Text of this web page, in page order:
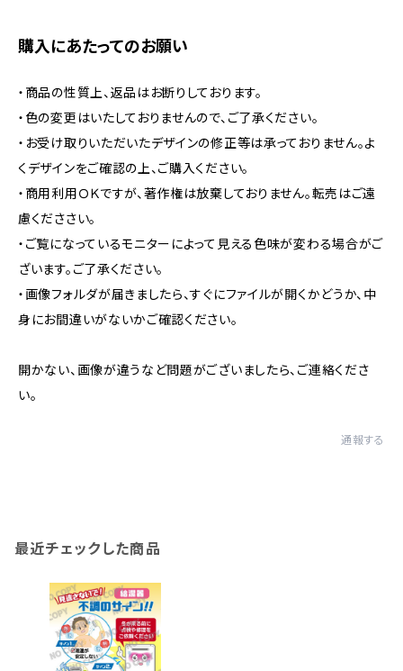
購入にあたってのお願い
・商品の性質上、返品はお断りしております。
・色の変更はいたしておりませんので、ご了承ください。
・お受け取りいただいたデザインの修正等は承っておりません。よ
くデザインをご確認の上、ご購入ください。
・商用利用ＯＫですが、著作権は放棄しておりません。転売はご遠
慮くだささい。
・ご覧になっているモニターによって見える色味が変わる場合がご
ざいます。ご了承ください。
・画像フォルダが届きましたら、すぐにファイルが開くかどうか、中
身にお間違いがないかご確認ください。
開かない、画像が違うなど問題がございましたら、ご連絡くださ
い。
通報する
最近チェックした商品